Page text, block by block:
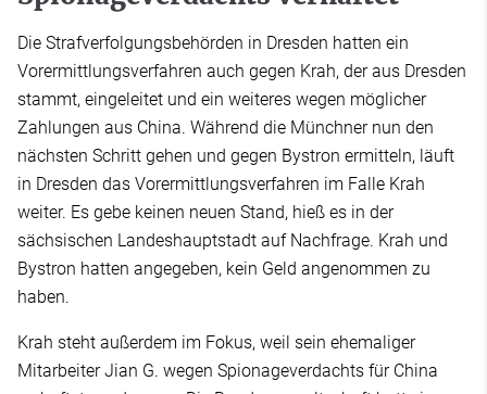
Die Strafverfolgungsbehörden in Dresden hatten ein
Vorermittlungsverfahren auch gegen Krah, der aus Dresden
stammt, eingeleitet und ein weiteres wegen möglicher
Zahlungen aus China. Während die Münchner nun den
nächsten Schritt gehen und gegen Bystron ermitteln, läuft
in Dresden das Vorermittlungsverfahren im Falle Krah
weiter. Es gebe keinen neuen Stand, hieß es in der
sächsischen Landeshauptstadt auf Nachfrage. Krah und
Bystron hatten angegeben, kein Geld angenommen zu
haben.
Krah steht außerdem im Fokus, weil sein ehemaliger
Mitarbeiter Jian G. wegen Spionageverdachts für China